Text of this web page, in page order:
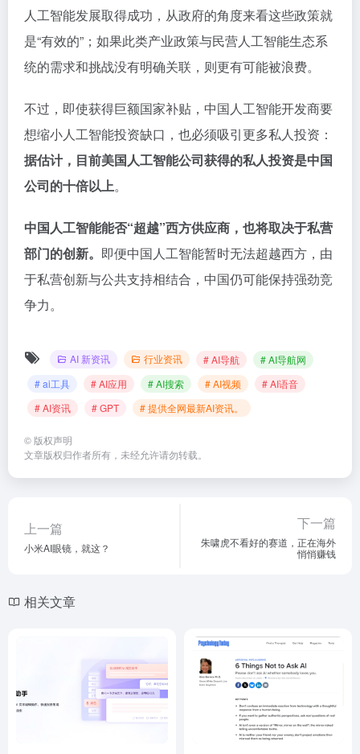
人工智能发展取得成功，从政府的角度来看这些政策就
是“有效的”；如果此类产业政策与民营人工智能生态系
统的需求和挑战没有明确关联，则更有可能被浪费。
不过，即使获得巨额国家补贴，中国人工智能开发商要
想缩小人工智能投资缺口，也必须吸引更多私人投资：
据估计，目前美国人工智能公司获得的私人投资是中国
公司的十倍以上。
中国人工智能能否“超越”西方供应商，也将取决于私营
部门的创新。 即便中国人工智能暂时无法超越西方，由
于私营创新与公共支持相结合，中国仍可能保持强劲竞
争力。
AI 新资讯 行业资讯 # AI导航
# AI导航网
# ai工具
# AI应用 # AI搜索 # AI视频
# AI语音
# AI资讯
# GPT # 提供全网最新AI资讯。
© 版权声明
文章版权归作者所有，未经允许请勿转载。
上一篇
小米AI眼镜，就这？
下一篇
朱啸虎不看好的赛道，正在海外
悄悄赚钱
相关文章